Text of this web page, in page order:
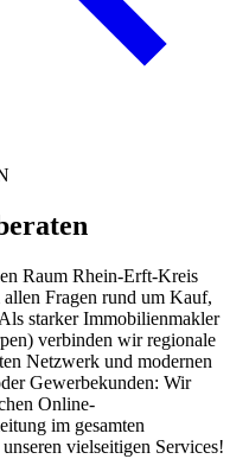
Raum Rhein-Erft-Kreis
Fragen rund um Kauf,
starker Immobilienmakler
verbinden wir regionale
Netzwerk und modernen
Gewerbekunden: Wir
Online-
im gesamten
vielseitigen Services!